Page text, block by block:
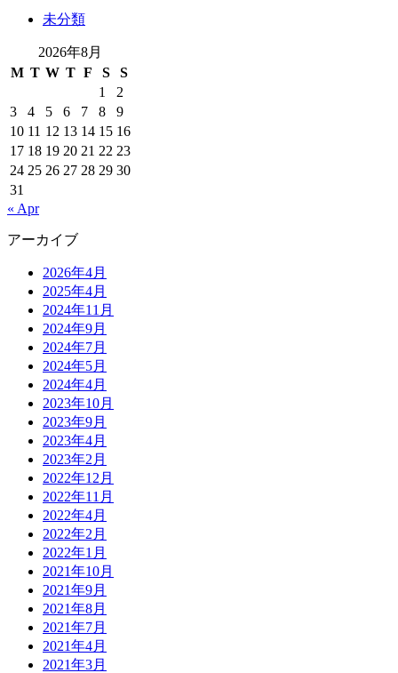
未分類
2026年8月
M T W T F S
S
1
2
3
4 5 6 7 8
9
10 11 12 13 14 15 16
17 18 19 20 21 22 23
24 25 26 27 28 29 30
31
« Apr
アーカイブ
2026年4月
2025年4月
2024年11月
2024年9月
2024年7月
2024年5月
2024年4月
2023年10月
2023年9月
2023年4月
2023年2月
2022年12月
2022年11月
2022年4月
2022年2月
2022年1月
2021年10月
2021年9月
2021年8月
2021年7月
2021年4月
2021年3月